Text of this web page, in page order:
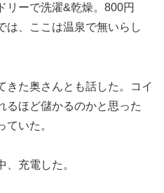
リーで洗濯&乾燥。800円
は、ここは温泉で無いらし
きた奥さんとも話した。コイ
るほど儲かるのかと思った
ていた。
、充電した。